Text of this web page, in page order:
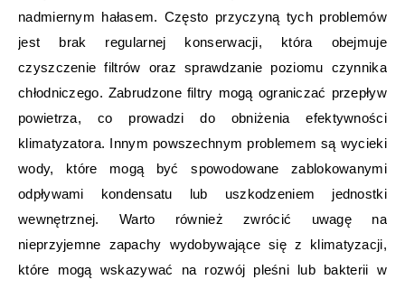
nadmiernym hałasem. Często przyczyną tych problemów
jest brak regularnej konserwacji, która obejmuje
czyszczenie filtrów oraz sprawdzanie poziomu czynnika
chłodniczego. Zabrudzone filtry mogą ograniczać przepływ
powietrza, co prowadzi do obniżenia efektywności
klimatyzatora. Innym powszechnym problemem są wycieki
wody, które mogą być spowodowane zablokowanymi
odpływami kondensatu lub uszkodzeniem jednostki
wewnętrznej. Warto również zwrócić uwagę na
nieprzyjemne zapachy wydobywające się z klimatyzacji,
które mogą wskazywać na rozwój pleśni lub bakterii w